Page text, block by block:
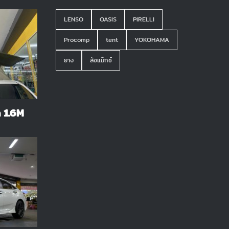
LENSO OASIS PIRELLI
Procomp tent YOKOHAMA
ยาง ล้อแม็กซ์